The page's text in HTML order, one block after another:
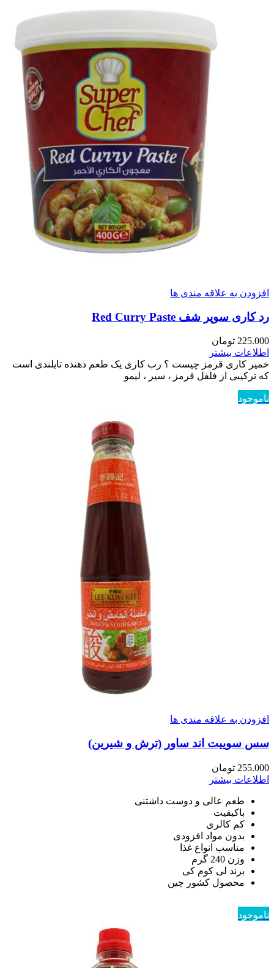
افزودن به علاقه مندی ها
رد کاری سوپر شف Red Curry Paste
225.000 تومان
اطلاعات بیشتر
خمیر کاری قرمز چیست ؟ رب کاری یک طعم دهنده تایلندی است
که ترکیبی از فلفل قرمز ، سیر ، لیمو
ناموجود
افزودن به علاقه مندی ها
سس سوییت اند ساور (ترش و شیرین)
255.000 تومان
اطلاعات بیشتر
طعم عالی و دوست داشتنی
باکیفیت
کم کالری
بدون مواد افزودی
مناسب انواع غذا
وزن 240 گرم
برند لی کوم کی
محصول کشور چین
ناموجود